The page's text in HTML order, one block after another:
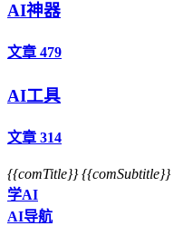
AI神器
文章 479
AI工具
文章 314
{{comTitle}} {{comSubtitle}}
学AI
AI导航